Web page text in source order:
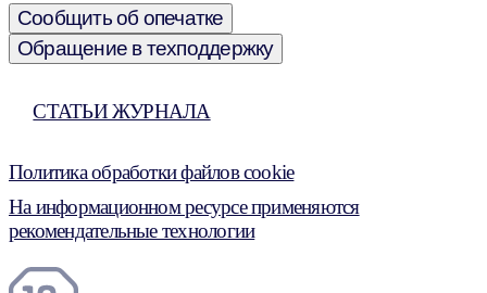
Сообщить об опечатке
Обращение в техподдержку
СТАТЬИ ЖУРНАЛА
Политика обработки файлов cookie
На информационном ресурсе применяются
рекомендательные технологии